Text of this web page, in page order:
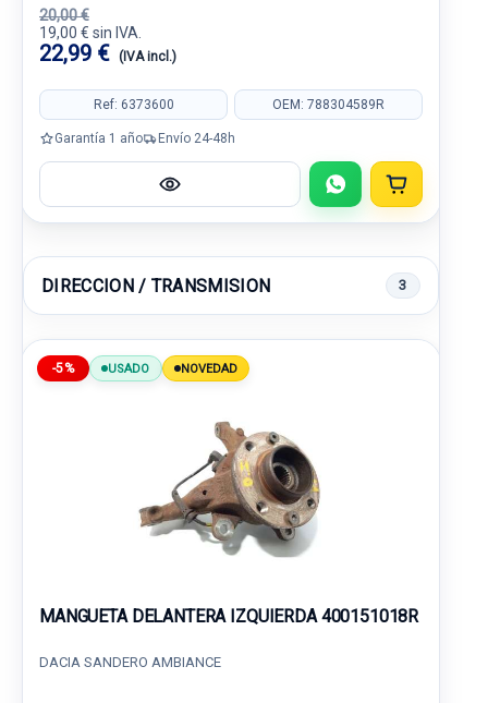
20,00 €
19,00 € sin IVA.
22,99 € (IVA incl.)
Ref: 6373600 OEM: 788304589R
Garantía 1 año Envío 24-48h
DIRECCION / TRANSMISION 3
-5% USADO NOVEDAD
MANGUETA DELANTERA IZQUIERDA 400151018R
DACIA SANDERO AMBIANCE